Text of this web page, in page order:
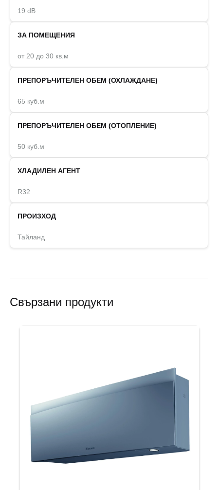
19 dB
ЗА ПОМЕЩЕНИЯ
от 20 до 30 кв.м
ПРЕПОРЪЧИТЕЛЕН ОБЕМ (ОХЛАЖДАНЕ)
65 куб.м
ПРЕПОРЪЧИТЕЛЕН ОБЕМ (ОТОПЛЕНИЕ)
50 куб.м
ХЛАДИЛЕН АГЕНТ
R32
ПРОИЗХОД
Тайланд
Свързани продукти